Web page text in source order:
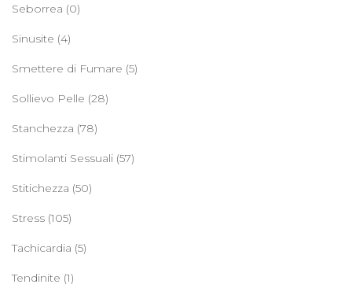
Seborrea (0)
Sinusite (4)
Smettere di Fumare (5)
Sollievo Pelle (28)
Stanchezza (78)
Stimolanti Sessuali (57)
Stitichezza (50)
Stress (105)
Tachicardia (5)
Tendinite (1)